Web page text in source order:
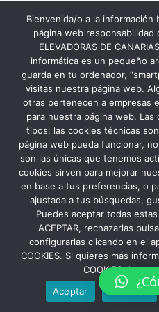
Bienvenida/o a la información
página web responsabilidad
ELEVADORAS DE
informática es un pequeño
guarda en tu ordenador,
visitas nuestra página web.
otras pertenecen a empresas
para nuestra página web.
tipos: las cookies técnicas
página web pueda funcionar,
son las únicas que tenemos
cookies sirven para mejorar
en base a tus preferencias, o
ajustada a tus búsquedas,
Puedes aceptar todas
ACEPTAR, rechazarlas
configurarlas clicando en el
COOKIES. Si quieres más
COOKIES de
Aceptar
Rechazar